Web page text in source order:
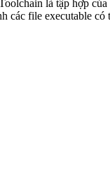
là tập hợp của
các file executable có